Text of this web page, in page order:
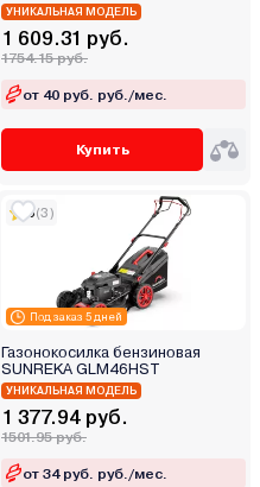
УНИКАЛЬНАЯ МОДЕЛЬ
1 609.31 руб.
1754.15 руб.
от 40 руб. руб./мес.
Купить
Под заказ 5 дней
5(3)
Газонокосилка бензиновая
SUNREKA GLM46HST
УНИКАЛЬНАЯ МОДЕЛЬ
1 377.94 руб.
1501.95 руб.
от 34 руб. руб./мес.